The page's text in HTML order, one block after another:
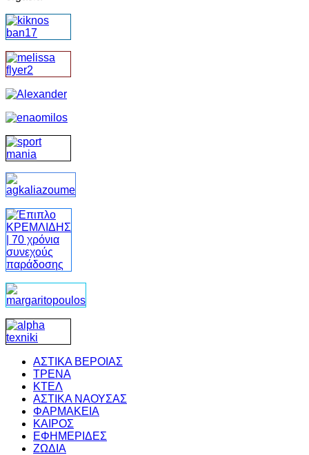
ΑΣΤΙΚΑ ΒΕΡΟΙΑΣ
ΤΡΕΝΑ
ΚΤΕΛ
ΑΣΤΙΚΑ ΝΑΟΥΣΑΣ
ΦΑΡΜΑΚΕΙΑ
ΚΑΙΡΟΣ
ΕΦΗΜΕΡΙΔΕΣ
ΖΩΔΙΑ